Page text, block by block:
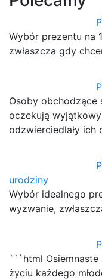
Wybór prezentu na
zwłaszcza gdy
Osoby obchodzące
oczekują
odzwierciedlały
urodziny
Wybór idealnego
wyzwanie,
```html
życiu każdego